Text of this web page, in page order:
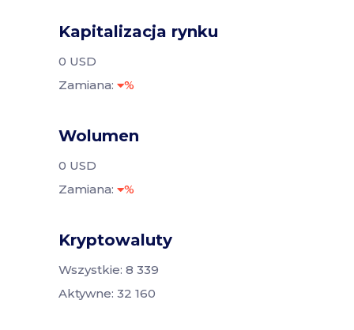
Kapitalizacja rynku
0 USD
Zamiana:
%
Wolumen
0 USD
Zamiana:
%
Kryptowaluty
Wszystkie: 8 339
Aktywne: 32 160